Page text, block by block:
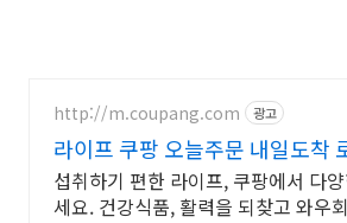
http://m.coupang.com 광고
라이프 쿠팡 오늘주문 내일도착
섭취하기 편한 라이프, 쿠팡에서 다
세요. 건강식품, 활력을 되찾고 와우